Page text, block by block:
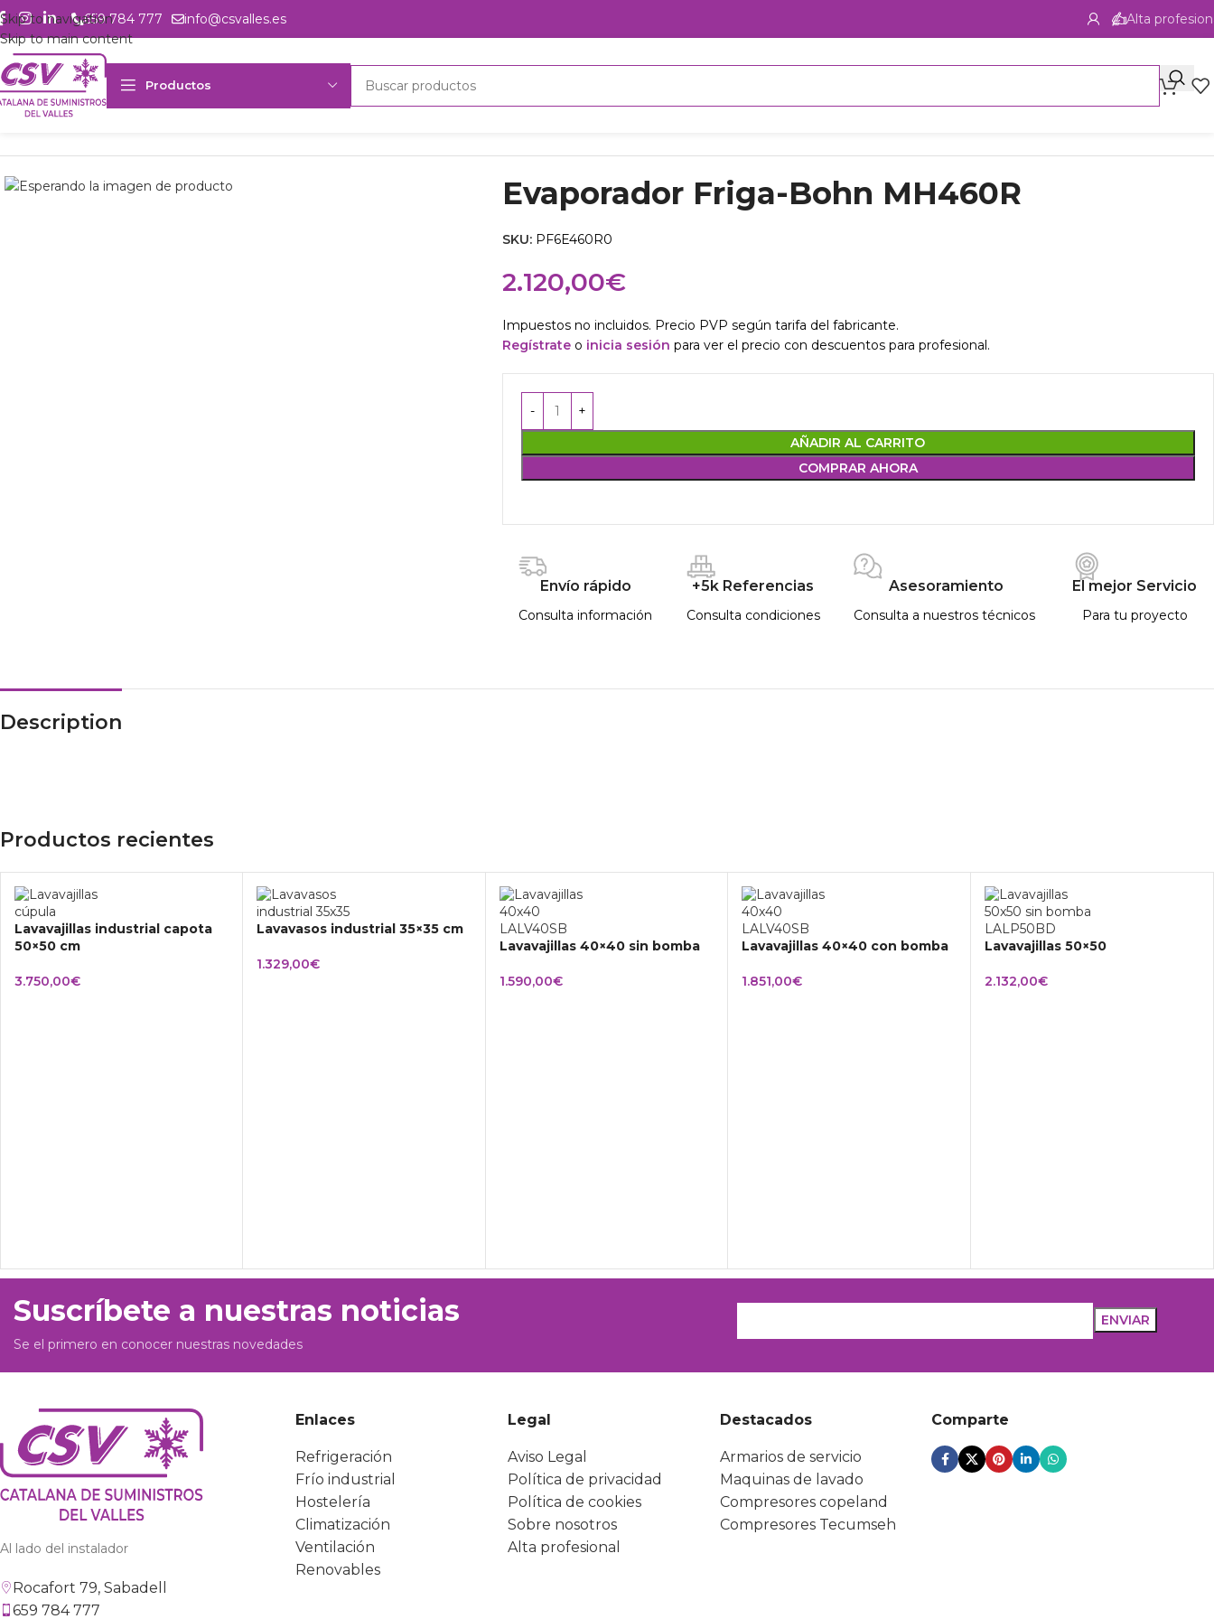
Skip to navigation
Skip to main content
659 784 777 info@csvalles.es Alta
Productos
Inicio Productos
Evaporador Friga-Bohn MH460R
SKU: PF6E460R0
2.120,00€
Impuestos no incluidos. Precio PVP según tarifa del fabricante.
Regístrateo inicia sesión para ver el precio con descuentos para profesional.
AÑADIR AL CARRITO
COMPRAR AHORA
Envío rápido
Consulta información
+5k Referencias
Consulta condiciones
Asesoramiento
Consulta a nuestros técnicos
El mejor Servicio
Para tu proyecto
Description
Productos recientes
Lavavajillas industrial capota
50×50 cm
3.750,00€
Lavavasos industrial 35×35 cm
1.329,00€
Lavavajillas 40×40 sin bomba
1.590,00€
Lavavajillas 40×40 con bomba
1.851,00€
Lavavajillas 50×50
2.132,00€
Suscríbete a nuestras noticias
Se el primero en conocer nuestras novedades
Al lado del instalador
Rocafort 79, Sabadell
659 784 777
Enlaces
Refrigeración
Frío industrial
Hostelería
Climatización
Ventilación
Renovables
Legal
Aviso Legal
Política de privacidad
Política de cookies
Sobre nosotros
Alta profesional
Destacados
Armarios de servicio
Maquinas de lavado
Compresores copeland
Compresores Tecumseh
Comparte